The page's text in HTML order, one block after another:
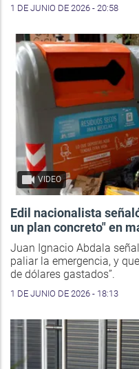
1 DE JUNIO DE 2026 - 20:58
VIDEO
Edil nacionalista
un plan concreto" en
Juan Ignacio Abdala
paliar la emergencia, y
de dólares gastados”.
1 DE JUNIO DE 2026 - 18:13